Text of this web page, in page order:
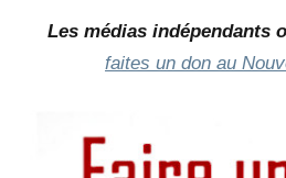
Les médias indépendants
faites un don au